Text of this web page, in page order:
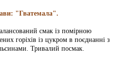
"Гватемала".
смак із помірною
горіхів із цукром в поєднанні з
Тривалий посмак.